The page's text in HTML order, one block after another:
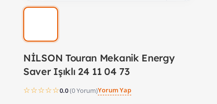
NİLSON Touran Mekanik Energy
Saver Işıklı 24 11 04 73
☆☆☆☆☆0.0(0 Yorum)Yorum Yap